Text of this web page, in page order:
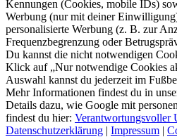
Kennungen (Cookies, mobile IDs)
Werbung (nur mit deiner
personalisierte Werbung (z. B. zur
Frequenzbegrenzung oder
Du kannst die nicht notwendigen
Klick auf „Nur notwendige Cookies
Auswahl kannst du jederzeit im
Mehr Informationen findest du in
Details dazu, wie Google mit
findest du hier: Verantwortungsvoller
Datenschutzerklärung | Impressum |